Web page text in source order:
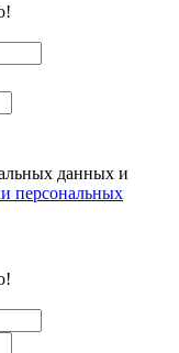
данных и
персональных